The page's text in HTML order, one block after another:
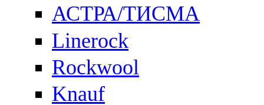
АСТРА/ТИСМА
Linerock
Rockwool
Knauf